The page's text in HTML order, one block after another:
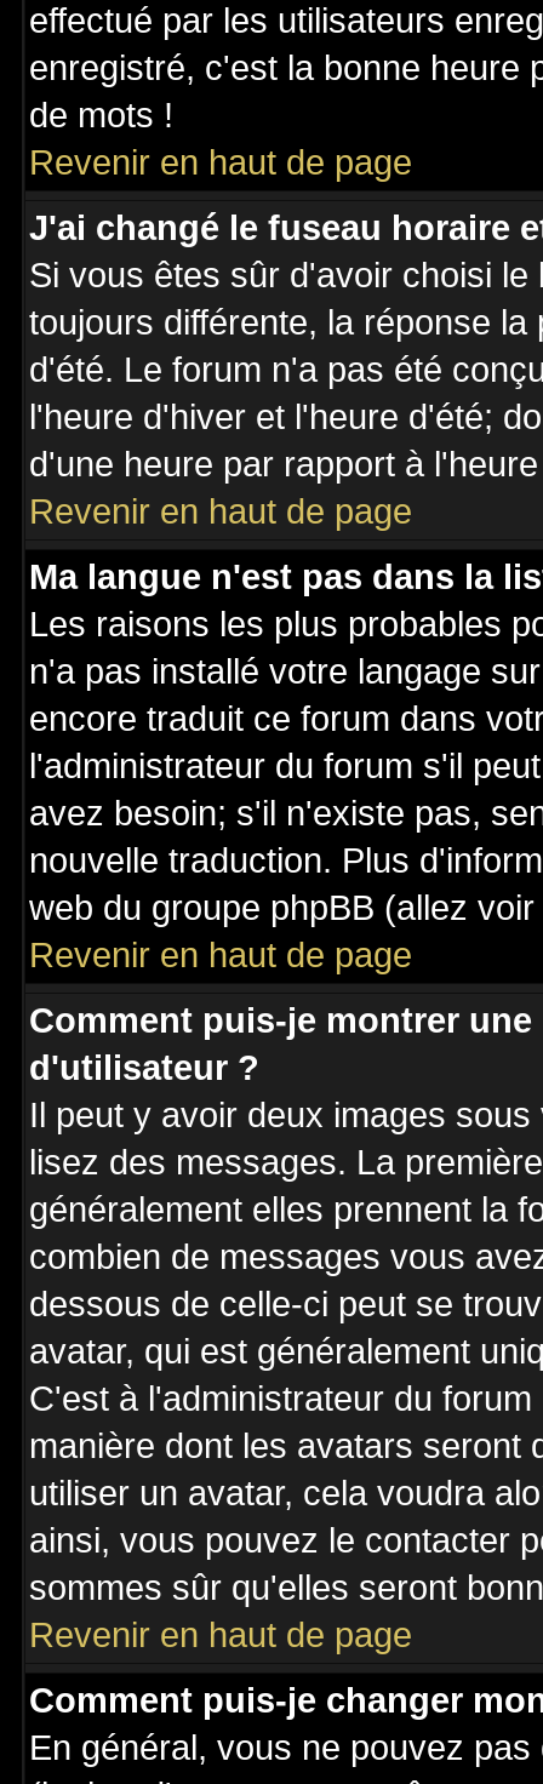
effectué par les utilisateurs
enregistré, c'est la bonne heure
de mots !
Revenir en haut de page
J'ai changé le fuseau horaire
Si vous êtes sûr d'avoir choisi
toujours différente, la réponse
d'été. Le forum n'a pas été
l'heure d'hiver et l'heure d'été;
d'une heure par rapport à
Revenir en haut de page
Ma langue n'est pas dans la
Les raisons les plus probables
n'a pas installé votre langage
encore traduit ce forum dans
l'administrateur du forum s'il
avez besoin; s'il n'existe pas,
nouvelle traduction. Plus
web du groupe phpBB (allez
Revenir en haut de page
Comment puis-je montrer
d'utilisateur ?
Il peut y avoir deux images
lisez des messages. La
généralement elles prennent la
combien de messages vous
dessous de celle-ci peut se
avatar, qui est généralement
C'est à l'administrateur du
manière dont les avatars seront
utiliser un avatar, cela voudra
ainsi, vous pouvez le contacter
sommes sûr qu'elles seront
Revenir en haut de page
Comment puis-je changer
En général, vous ne pouvez